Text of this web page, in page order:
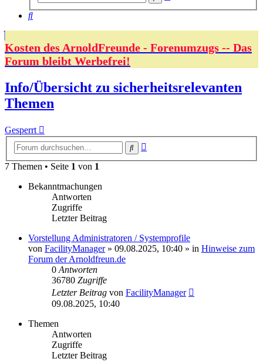
Suche
Kosten des ArnoldFreunde - Forenumzugs -- Das
Forum bleibt Werbefrei!
Info/Übersicht zu sicherheitsrelevanten
Themen
Gesperrt
Suche
7 Themen • Seite 1 von 1
Bekanntmachungen
Antworten
Zugriffe
Letzter Beitrag
Vorstellung Administratoren / Systemprofile
von FacilityManager» 09.08.2025, 10:40 » in Hinweise zum
Forum der Arnoldfreun.de
0Antworten
36780 Zugriffe
Letzter Beitrag von FacilityManager
09.08.2025, 10:40
Themen
Antworten
Zugriffe
Letzter Beitrag